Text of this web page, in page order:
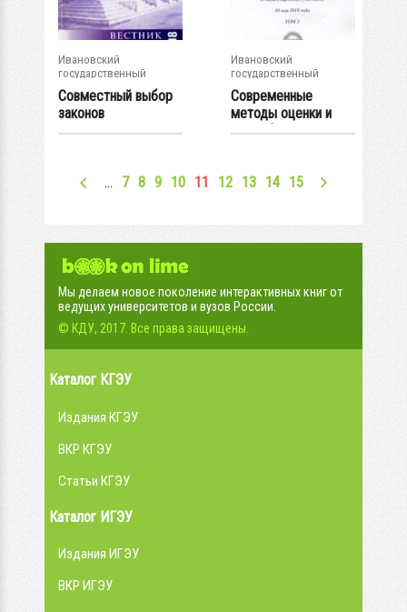
Ивановский
государственный
энергетический...
Совместный выбор
законов
регулирования АРВ
Ивановский
государственный
энергетический...
Современные
методы оценки и
способы снижения...
… 7 8 9 10 11 12 13 14 15
Мы делаем новое поколение интерактивных книг от
ведущих университетов и вузов России.
© КДУ, 2017. Все права защищены.
Каталог КГЭУ
Издания КГЭУ
ВКР КГЭУ
Статьи КГЭУ
Каталог ИГЭУ
Издания ИГЭУ
ВКР ИГЭУ